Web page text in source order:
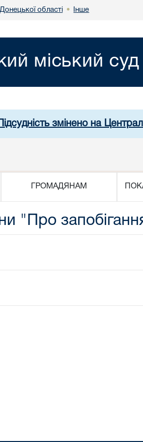
області • Інше
міський
змінено на
ГРОМАДЯНАМ
"Про